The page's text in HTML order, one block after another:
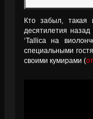
Кто забыл, такая
десятилетия
‘Tallica на
специальными
своими кумирами (